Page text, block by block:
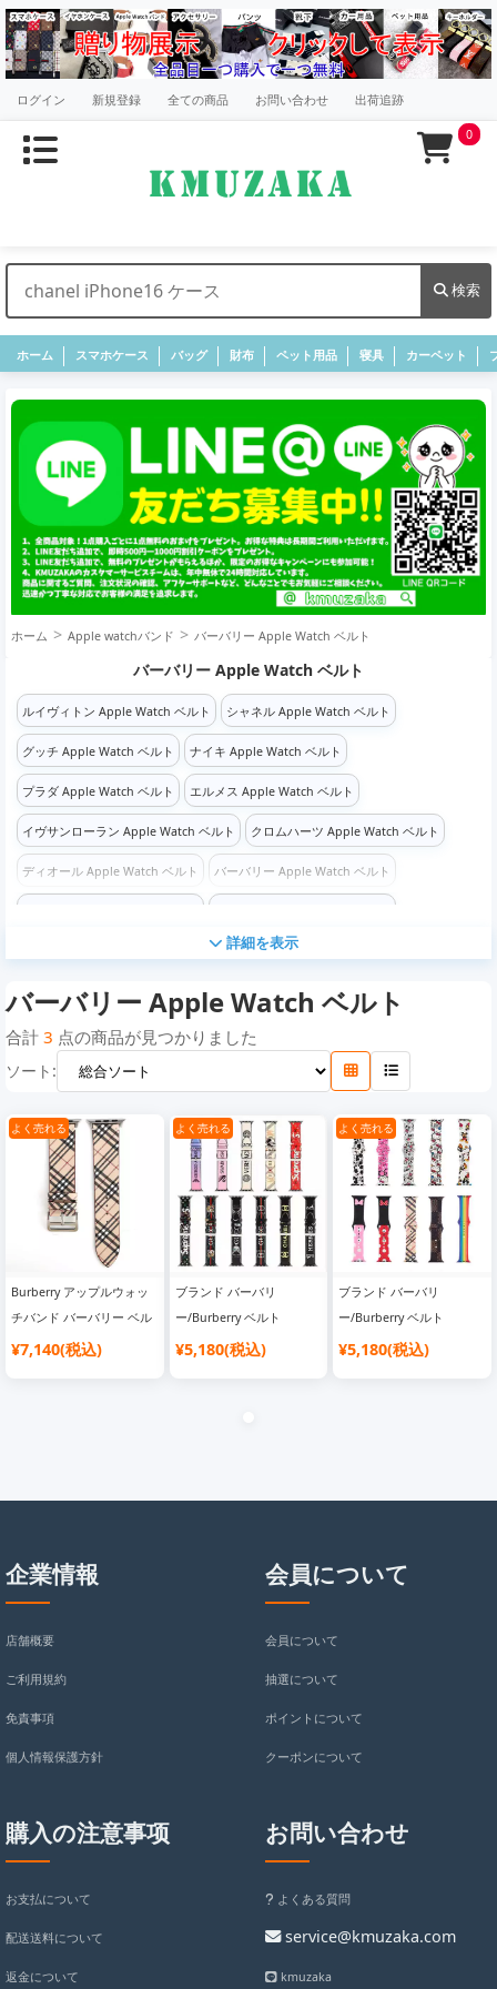
ログイン 新規登録 全ての商品 お問い合わせ 出荷追跡
0
検索
ホーム スマホケース バッグ 財布 ペット用品 寝具 カーペット
ホーム Apple watchバンド バーバリー Apple Watch ベルト
バーバリー Apple Watch ベルト
ルイヴィトン Apple Watch ベルト シャネル Apple Watch ベルト
グッチ Apple Watch ベルト ナイキ Apple Watch ベルト
プラダ Apple Watch ベルト エルメス Apple Watch ベルト
イヴサンローラン Apple Watch ベルト クロムハーツ Apple Watch ベルト
ディオール Apple Watch ベルト バーバリー Apple Watch ベルト
シュプリーム Apple Watch ベルト
コーチ Apple Watch ベルト ゴヤール Apple Watch ベルト
フェンディApple Watch ベルト エムシーエム Apple Watch ベルト
詳細を表示
バーバリー Apple Watch ベルト
合計 3 点の商品が見つかりました
ソート:
よく売れる
Burberry アップルウォッ
チバンド バーバリー ベル
ト交換 革ベルト レザーベ
¥7,140(税込)
よく売れる
ブランド バーバリ
ー/Burberry ベルト
¥5,180(税込)
よく売れる
ブランド バーバリ
ー/Burberry ベルト
¥5,180(税込)
企業情報
店舗概要
ご利用規約
免責事項
個人情報保護方針
会員について
会員について
抽選について
ポイントについて
クーポンについて
購入の注意事项
お支払について
配送送料について
返金について
お問い合わせ
よくある質問
service@kmuzaka.com
kmuzaka